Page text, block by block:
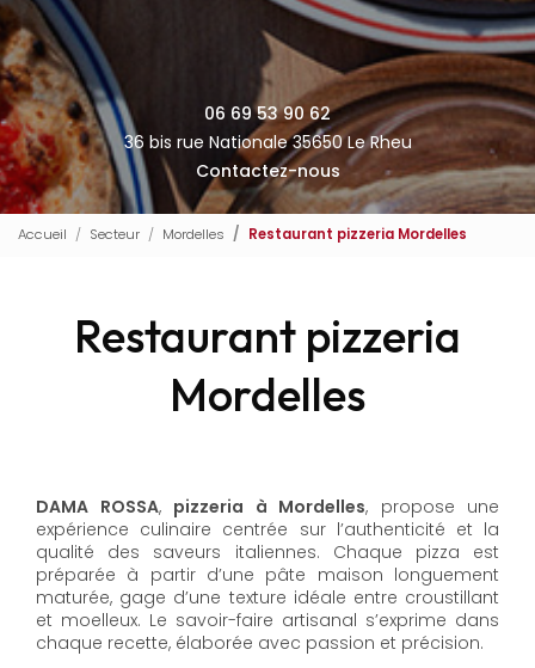
06 69 53 90 62
36 bis rue Nationale 35650 Le Rheu
Contactez-nous
Accueil Secteur Mordelles Restaurant pizzeria Mordelles
Restaurant pizzeria
Mordelles
DAMA ROSSA, pizzeria à Mordelles, propose une
expérience culinaire centrée sur l’authenticité et la
qualité des saveurs italiennes. Chaque pizza est
préparée à partir d’une pâte maison longuement
maturée, gage d’une texture idéale entre croustillant
et moelleux. Le savoir-faire artisanal s’exprime dans
chaque recette, élaborée avec passion et précision.